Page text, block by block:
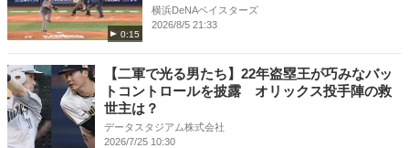
0:15
横浜DeNAベイスターズ
2026/8/5 21:33
【二軍で光る男たち】22年盗塁王が巧みなバッ
トコントロールを披露 オリックス投手陣の救
世主は？
データスタジアム株式会社
2026/7/25 10:30